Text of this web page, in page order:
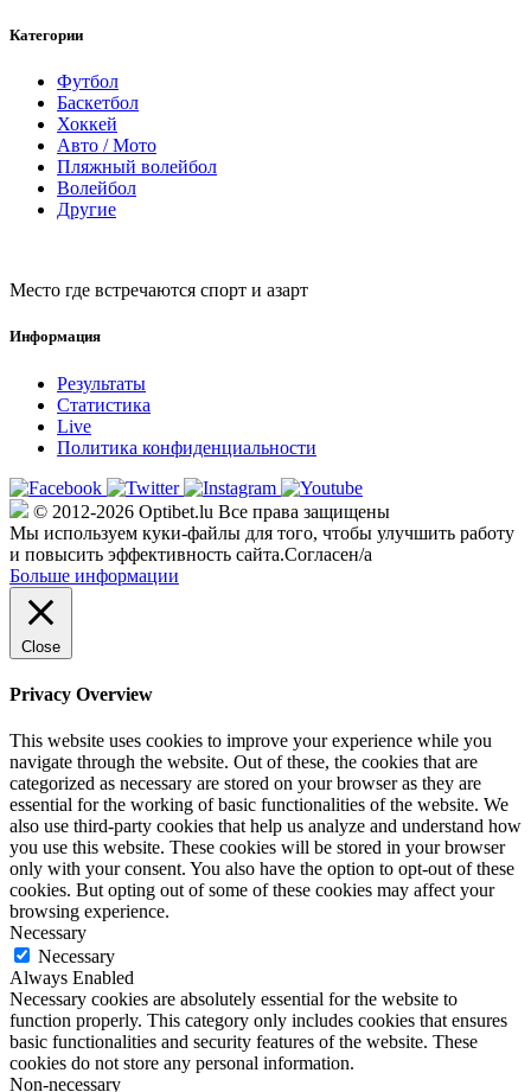
Категории
Футбол
Баскетбол
Хоккей
Авто / Мото
Пляжный волейбол
Волейбол
Другие
Место где встречаются спорт и азарт
Информация
Результаты
Статистика
Live
Политика конфиденциальности
© 2012-2026 Optibet.lu Все права защищены
Мы используем куки-файлы для того, чтобы улучшить работу
и повысить эффективность сайта.Согласен/а
Больше информации
Close
Privacy Overview
This website uses cookies to improve your experience while you
navigate through the website. Out of these, the cookies that are
categorized as necessary are stored on your browser as they are
essential for the working of basic functionalities of the website. We
also use third-party cookies that help us analyze and understand how
you use this website. These cookies will be stored in your browser
only with your consent. You also have the option to opt-out of these
cookies. But opting out of some of these cookies may affect your
browsing experience.
Necessary
Necessary
Always Enabled
Necessary cookies are absolutely essential for the website to
function properly. This category only includes cookies that ensures
basic functionalities and security features of the website. These
cookies do not store any personal information.
Non-necessary